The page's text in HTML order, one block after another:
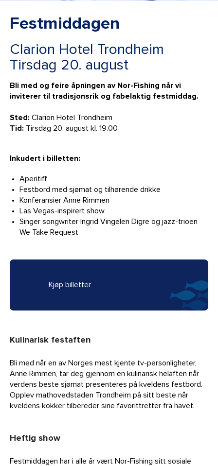
Festmiddagen
Clarion Hotel Trondheim
Tirsdag 20. august
Bli med og feire åpningen av Nor-Fishing når vi
inviterer til tradisjonsrik og fabelaktig festmiddag.
Sted: Clarion Hotel Trondheim
Tid: Tirsdag 20. august kl. 19.00
Inkudert i billetten:
Aperitiff
Festbord med sjømat og tilhørende drikke
Konferansier Anne Rimmen
Las Vegas-inspirert show
Singer songwriter Ingrid Vingelen Digre og jazz-trioen
We Take Request
Kjøp billetter
Kulinarisk festaften
Bli med når en av Norges mest kjente tv-personligheter,
Anne Rimmen, tar deg gjennom en kulinarisk helaften når
verdens beste sjømat presenteres på kveldens festbord.
Opplev mathovedstaden Trondheim på sitt beste når
kveldens kokker tilbereder sine favorittretter fra havet.
Heftig show
Festmiddagen har i alle år vært Nor-Fishing sitt sosiale